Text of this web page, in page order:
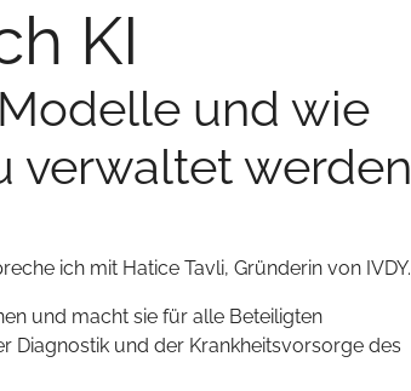
KI
und wie
verwaltet werden
ich mit Hatice Tavli, Gründerin von IVDY.
und macht sie für alle Beteiligten
Diagnostik und der Krankheitsvorsorge des